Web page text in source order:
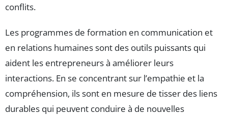
conflits.
Les programmes de formation en communication et
en relations humaines sont des outils puissants qui
aident les entrepreneurs à améliorer leurs
interactions. En se concentrant sur l’empathie et la
compréhension, ils sont en mesure de tisser des liens
durables qui peuvent conduire à de nouvelles